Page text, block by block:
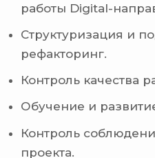
работы Digital-
Структуризация и
рефакторинг.
Контроль качества
Обучение и
Контроль
проекта.